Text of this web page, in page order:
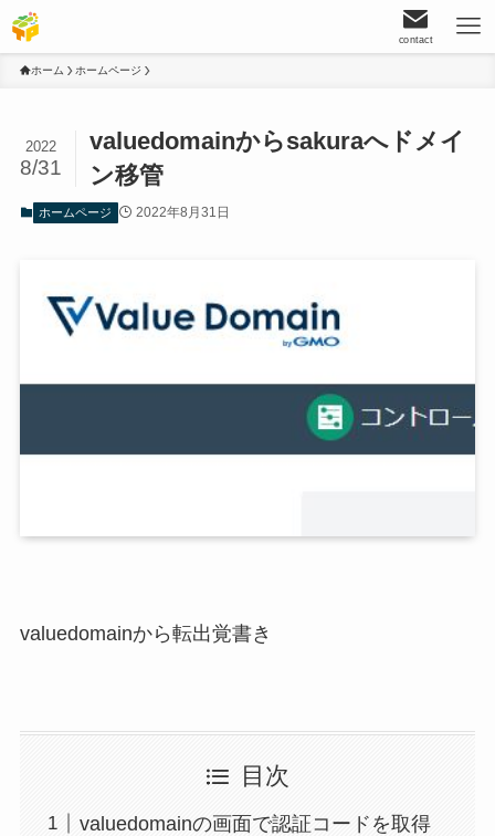
contact
ホーム ホームページ
valuedomainからsakuraへドメイ
ン移管
2022
8/31
ホームページ 2022年8月31日
valuedomainから転出覚書き
目次
valuedomainの画面で認証コードを取得